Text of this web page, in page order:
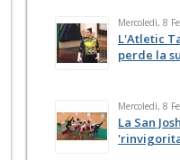
Mercoledì, 8
L'Atletic
perde la
Mercoledì, 8
La San